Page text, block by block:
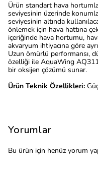
Ürün standart hava
seviyesinin üzerinde
seviyesinin altında
önlemek için hava hattına
içeriğinde hava hortumu,
akvaryum ihtiyacına göre
Uzun ömürlü performansı,
özelliği ile AquaWing
bir oksijen çözümü sunar.
Ürün Teknik Özellikleri:
Yorumlar
Bu ürün için henüz yorum